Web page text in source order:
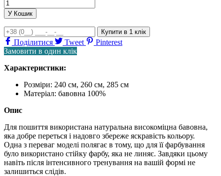
У Кошик
Купити в 1 клік
Поділитися Tweet
Pinterest
Замовити в один клік
Характеристики:
Розміри: 240 см, 260 см, 285 см
Матеріал: бавовна 100%
Опис
Для пошиття використана натуральна високоміцна бавовна,
яка добре переться і надовго збереже яскравість кольору.
Одна з переваг моделі полягає в тому, що для її фарбування
було використано стійку фарбу, яка не линяє. Завдяки цьому
навіть після інтенсивного тренування на вашій формі не
залишиться слідів.